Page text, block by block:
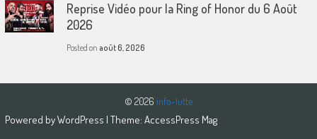
Reprise Vidéo pour la Ring of Honor du 6 Août
2026
Posted on août 6, 2026
© 2026 info-lutte
Powered byWordPress | Theme: AccessPress Mag